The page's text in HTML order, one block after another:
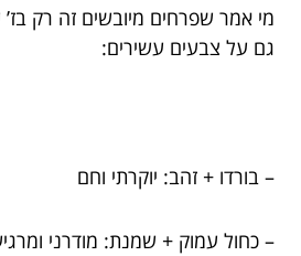
מי אמר שפרחים מיובשים זה רק
גם על צבעים עשירים:
– בורדו + זהב: יוקרתי וחם
– כחול עמוק + שמנת: מודרני